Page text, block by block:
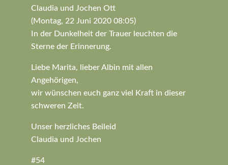
Claudia und Jochen Ott
(Montag, 22 Juni 2020 08:05)
In der Dunkelheit der Trauer leuchten die
Sterne der Erinnerung.
Liebe Marita, lieber Albin mit allen
Angehörigen,
wir wünschen euch ganz viel Kraft in dieser
schweren Zeit.
Unser herzliches Beileid
Claudia und Jochen
#54